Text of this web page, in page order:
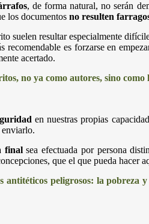
, de forma natural, no serán
los documentosno resulten
suelen resultar especialmente
es forzarse en
acertado.
no ya como autores, sino
en nuestras propias
enviarlo.
finalsea efectuada por persona
que el que pueda hacer
antitéticos peligrosos: la